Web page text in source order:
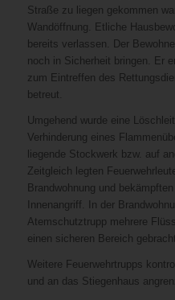
Straße zu liegen gekommen
Wandöffnung. Etliche
bereits verlassen. Der
noch in Sicherheit bringen. Er
zum Eintreffen des
betreut.
Umgehend wurde eine
Verhinderung eines
liegende Stockwerk bzw. auf
Zeitgleich legten
Brandwohnung und
Innenangriff. In der
Atemschutztrupp mehrere
einen sicheren Bereich
Weitere Feuerwehrtrupps
und an das Stiegenhaus